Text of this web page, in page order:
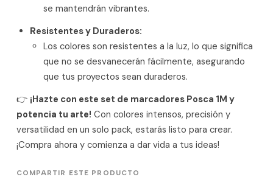
se mantendrán vibrantes.
Resistentes y Duraderos:
Los colores son resistentes a la luz, lo que significa
que no se desvanecerán fácilmente, asegurando
que tus proyectos sean duraderos.
👉 ¡Hazte con este set de marcadores Posca 1M y
potencia tu arte! Con colores intensos, precisión y
versatilidad en un solo pack, estarás listo para crear.
¡Compra ahora y comienza a dar vida a tus ideas!
COMPARTIR ESTE PRODUCTO